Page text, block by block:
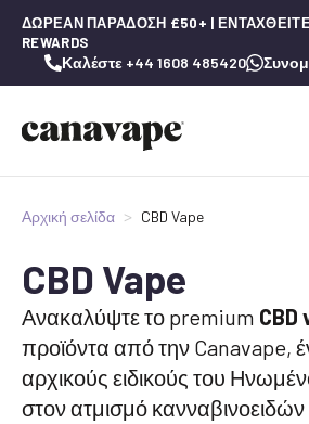
ΔΩΡΕΆΝ ΠΑΡΆΔΟΣΗ £50+ | ΕΝΤΑΧΘΕΊΤΕ
REWARDS
Καλέστε +44 1608 485420
Αρχική σελίδα CBD Vape
CBD Vape
Ανακαλύψτε το premium CBD
προϊόντα από την Canavape,
αρχικούς ειδικούς του
στον ατμισμό